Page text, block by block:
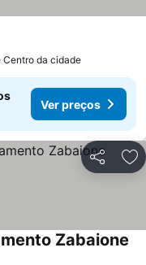
Centro da cidade
Ver preços
Partilhar
Zabaione